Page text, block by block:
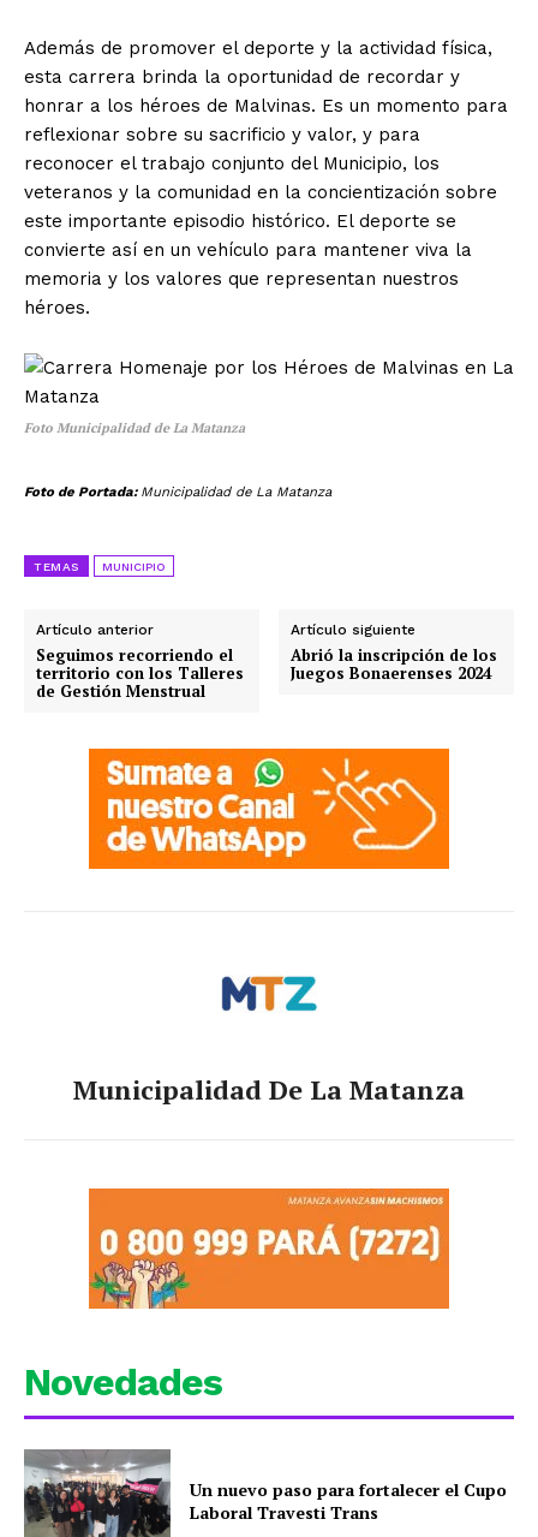
Además de promover el deporte y la actividad física,
esta carrera brinda la oportunidad de recordar y
honrar a los héroes de Malvinas. Es un momento para
reflexionar sobre su sacrificio y valor, y para
reconocer el trabajo conjunto del Municipio, los
veteranos y la comunidad en la concientización sobre
este importante episodio histórico. El deporte se
convierte así en un vehículo para mantener viva la
memoria y los valores que representan nuestros
héroes.
Foto Municipalidad de La Matanza
Foto de Portada: Municipalidad de La Matanza
TEMAS MUNICIPIO
Artículo anterior
Seguimos recorriendo el
territorio con los Talleres
de Gestión Menstrual
Artículo siguiente
Abrió la inscripción de los
Juegos Bonaerenses 2024
Municipalidad De La Matanza
Novedades
Un nuevo paso para fortalecer el Cupo
Laboral Travesti Trans